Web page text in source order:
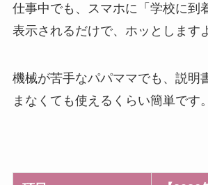
仕事中でも、スマホに「学校に到
表示されるだけで、ホッとします
機械が苦手なパパママでも、説明
まなくても使えるくらい簡単です。